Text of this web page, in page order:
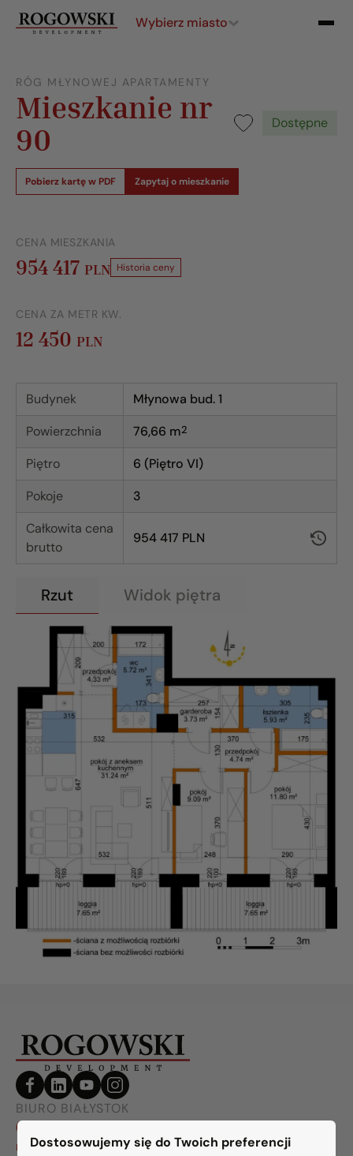
Dostosowujemy się do Twoich preferencji
Wybierz miasto
RÓG MŁYNOWEJ APARTAMENTY
Mieszkanie nr
90
Dostępne
Pobierz kartę w PDF Zapytaj o mieszkanie
CENA MIESZKANIA
954 417 PLN Historia ceny
CENA ZA METR KW.
12 450 PLN
Budynek
Młynowa bud. 1
Powierzchnia
76,66 m2
Piętro
6 (Piętro VI)
Pokoje
3
Całkowita cena
brutto
954 417 PLN
Rzut Widok piętra
BIURO BIAŁYSTOK
(85) 749 99 09
mieszkania@rogowskidevelopment.pl